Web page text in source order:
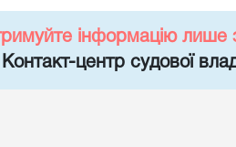
інформацію лише
центр судової